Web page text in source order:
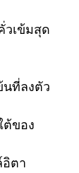
วเข้มสุด
ที่ลงตัว
ต้ของ
ตา